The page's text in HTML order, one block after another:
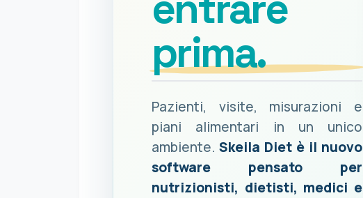
prima.
Pazienti, visite, misurazioni e
piani alimentari in un unico
ambiente. Skeila Diet è il nuovo
software pensato per
nutrizionisti, dietisti, medici e